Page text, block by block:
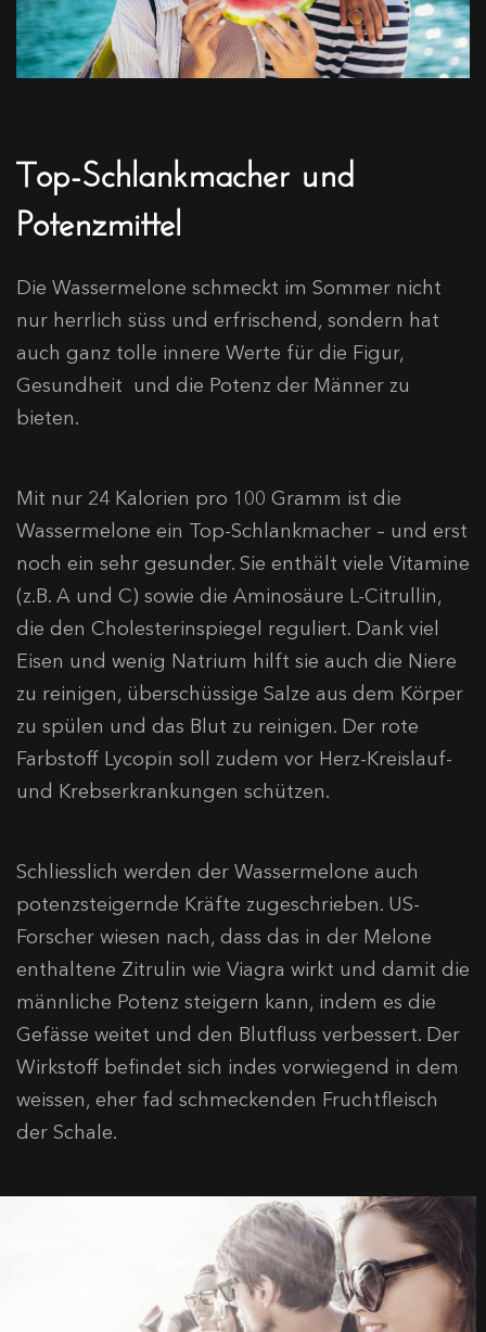
Top-Schlankmacher und
Potenzmittel
Die Wassermelone schmeckt im Sommer nicht
nur herrlich süss und erfrischend, sondern hat
auch ganz tolle innere Werte für die Figur,
Gesundheit und die Potenz der Männer zu
bieten.
Mit nur 24 Kalorien pro 100 Gramm ist die
Wassermelone ein Top-Schlankmacher – und erst
noch ein sehr gesunder. Sie enthält viele Vitamine
(z.B. A und C) sowie die Aminosäure L-Citrullin,
die den Cholesterinspiegel reguliert. Dank viel
Eisen und wenig Natrium hilft sie auch die Niere
zu reinigen, überschüssige Salze aus dem Körper
zu spülen und das Blut zu reinigen. Der rote
Farbstoff Lycopin soll zudem vor Herz-Kreislauf-
und Krebserkrankungen schützen.
Schliesslich werden der Wassermelone auch
potenzsteigernde Kräfte zugeschrieben. US-
Forscher wiesen nach, dass das in der Melone
enthaltene Zitrulin wie Viagra wirkt und damit die
männliche Potenz steigern kann, indem es die
Gefässe weitet und den Blutfluss verbessert. Der
Wirkstoff befindet sich indes vorwiegend in dem
weissen, eher fad schmeckenden Fruchtfleisch
der Schale.